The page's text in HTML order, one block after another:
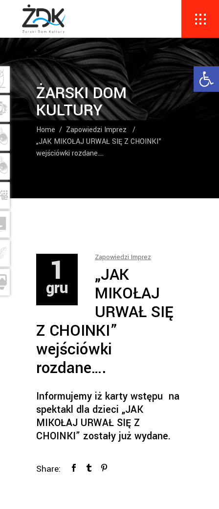
ŻARSKI DOM
KULTURY
Home / Zapowiedzi Imprez
/
„JAK MIKOŁAJ URWAŁ SIĘ Z CHOINKI”
wejściówki rozdane….
1
gru
Zapowiedzi Imprez
„JAK
MIKOŁAJ
URWAŁ SIĘ
Z CHOINKI”
wejściówki
rozdane….
Informujemy iż karty wstępu na
spektakl dla dzieci „JAK
MIKOŁAJ URWAŁ SIĘ Z
CHOINKI” zostały już wydane.
Share: